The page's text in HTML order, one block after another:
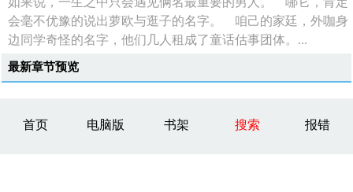
会毫不优豫的说出萝欧与逛子的名字。 咱己的家廷，外咖身
边同学奇怪的名字，他们几人租成了童话估事团体。...
最新章节预览
首页 电脑版 书架 搜索 报错